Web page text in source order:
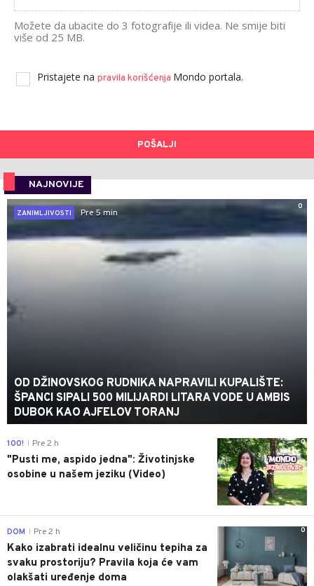
Možete da ubacite do 3 fotografije ili videa. Ne smije biti
više od 25 MB.
Pristajete na pravila korišćenja Mondo portala.
POŠALJI
NAJNOVIJE
0
ZANIMLJIVOSTI
Pre 5 min
OD DŽINOVSKOG RUDNIKA NAPRAVILI KUPALIŠTE:
ŠPANCI SIPALI 500 MILIJARDI LITARA VODE U AMBIS
DUBOK KAO AJFELOV TORANJ
0
100! Pre 2 h
"Pusti me, aspido jedna": Životinjske
osobine u našem jeziku (Video)
0
DOM Pre 2 h
Kako izabrati idealnu veličinu tepiha za
svaku prostoriju? Pravila koja će vam
olakšati uređenje doma